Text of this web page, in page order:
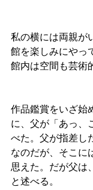
私の横には両親が
館を楽しみにやっ
館内は空間も芸術
作品鑑賞をいざ始
に、父が「あっ、
べた。父が指差し
なのだが、そこに
思えた。だが父は
と述べる。